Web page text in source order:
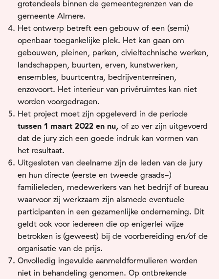
grotendeels binnen de gemeentegrenzen van de
gemeente Almere.
Het ontwerp betreft een gebouw of een (semi)
openbaar toegankelijke plek. Het kan gaan om
gebouwen, pleinen, parken, civieltechnische werken,
landschappen, buurten, erven, kunstwerken,
ensembles, buurtcentra, bedrijventerreinen,
enzovoort. Het interieur van privéruimtes kan niet
worden voorgedragen.
Het project moet zijn opgeleverd in de periode
tussen 1 maart 2022 en nu, of zo ver zijn uitgevoerd
dat de jury zich een goede indruk kan vormen van
het resultaat.
Uitgesloten van deelname zijn de leden van de jury
en hun directe (eerste en tweede graads-)
familieleden, medewerkers van het bedrijf of bureau
waarvoor zij werkzaam zijn alsmede eventuele
participanten in een gezamenlijke onderneming. Dit
geldt ook voor iedereen die op enigerlei wijze
betrokken is (geweest) bij de voorbereiding en/of de
organisatie van de prijs.
Onvolledig ingevulde aanmeldformulieren worden
niet in behandeling genomen. Op ontbrekende